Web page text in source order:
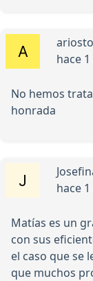
hace
No hemos
honrada
hace
Matías es un
con sus
el caso que se
que muchos